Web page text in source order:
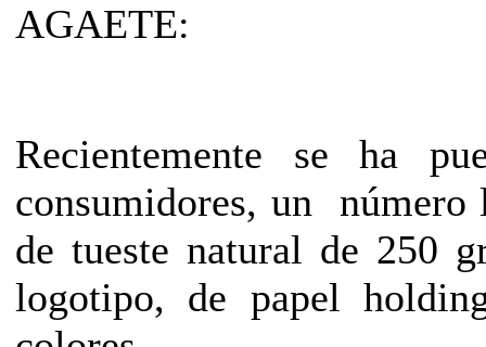
AGAETE:
Recientemente se ha
consumidores, un
de tueste natural de 250
logotipo, de papel